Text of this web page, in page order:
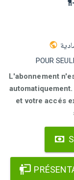
POUR
L'abonnement
et votre accés